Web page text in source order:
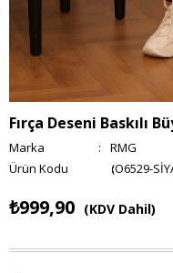
Fırça Deseni Baskılı
Marka :
RMG
(O6529-
₺999,90 (KDV Dahil)